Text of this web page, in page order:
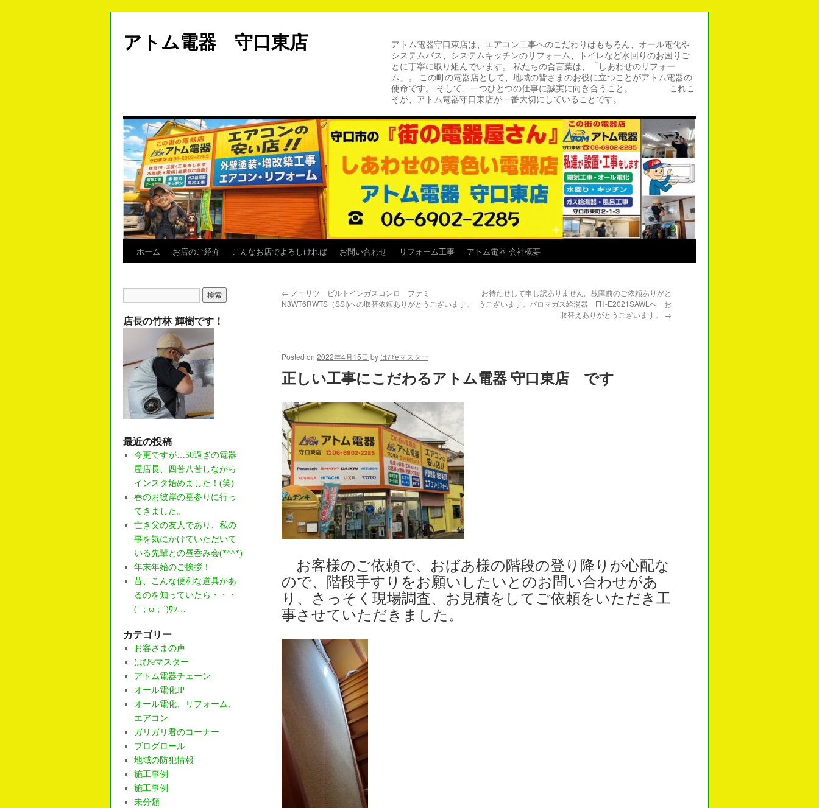
アトム電器 守口東店
アトム電器守口東店は、エアコン工事へのこだわりはもちろん、オール電化や
システムバス、システムキッチンのリフォーム、トイレなど水回りのお困りご
とに丁寧に取り組んでいます。 私たちの合言葉は、「しあわせのリフォー
ム」。 この町の電器店として、地域の皆さまのお役に立つことがアトム電器の
使命です。 そして、一つひとつの仕事に誠実に向き合うこと。 これこ
そが、アトム電器守口東店が一番大切にしていることです。
Skip
ホーム お店のご紹介 こんなお店でよろしければ お問い合わせ リフォーム工事 アトム電器 会社概要
← ノーリツ ビルトインガスコンロ ファミ
N3WT6RWTS（SSI)への取替依頼ありがとうございます。
お待たせして申し訳ありません。故障前のご依頼ありがと
うございます。パロマガス給湯器 FH-E2021SAWLへ お
取替えありがとうございます。 →
Posted on 2022年4月15日 by はぴeマスター
正しい工事にこだわるアトム電器 守口東店 です
お客様のご依頼で、おばあ様の階段の登り降りが心配な
ので、階段手すりをお願いしたいとのお問い合わせがあ
り、さっそく現場調査、お見積をしてご依頼をいただき工
事させていただきました。
店長の竹林 輝樹です！
最近の投稿
今更ですが…50過ぎの電器
屋店長、四苦八苦しながら
インスタ始めました！(笑)
春のお彼岸の墓参りに行っ
てきました。
亡き父の友人であり、私の
事を気にかけていただいて
いる先輩との昼呑み会(*^^*)
年末年始のご挨拶！
昔、こんな便利な道具があ
るのを知っていたら・・・
(´；ω；`)ｳｯ…
カテゴリー
お客さまの声
はぴeマスター
アトム電器チェーン
オール電化JP
オール電化、リフォーム、
エアコン
ガリガリ君のコーナー
ブログロール
地域の防犯情報
施工事例
施工事例
未分類